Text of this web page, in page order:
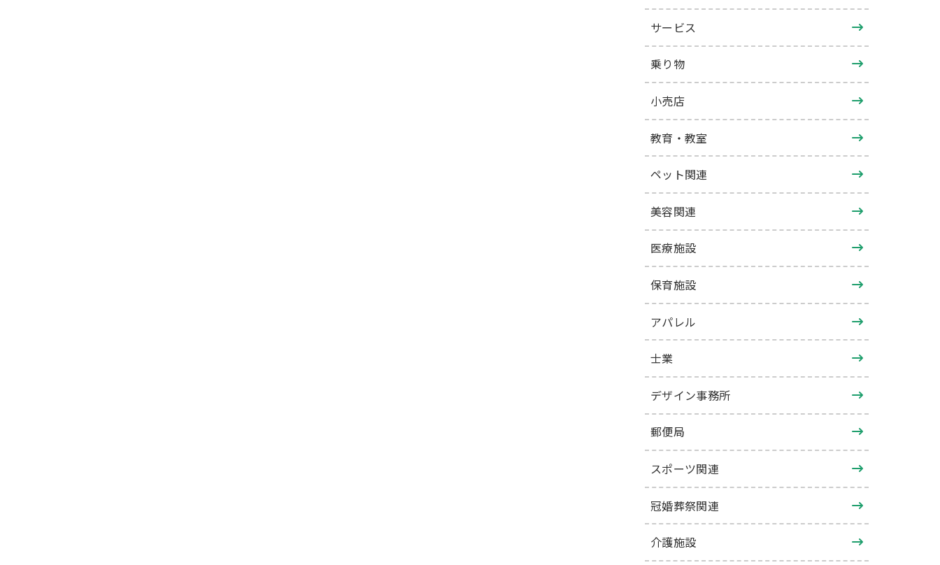
サービス
乗り物
小売店
教育・教室
ペット関連
美容関連
医療施設
保育施設
アパレル
士業
デザイン事務所
郵便局
スポーツ関連
冠婚葬祭関連
介護施設